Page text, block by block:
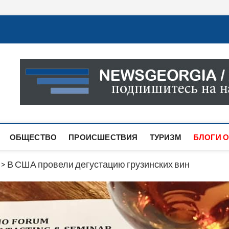
Новости Грузии
САМАЯ АКТУАЛЬНАЯ ИНФОРМАЦИЯ О СОБЫТИЯХ
САЙТЕ ВЫ НАЙДЕТЕ НОВОСТИ ПОЛИТИКИ,
ОБЩЕСТВО ПРОИСШЕСТВИЯ ТУРИЗМ БЛОГИ
> В США провели дегустацию грузинских вин